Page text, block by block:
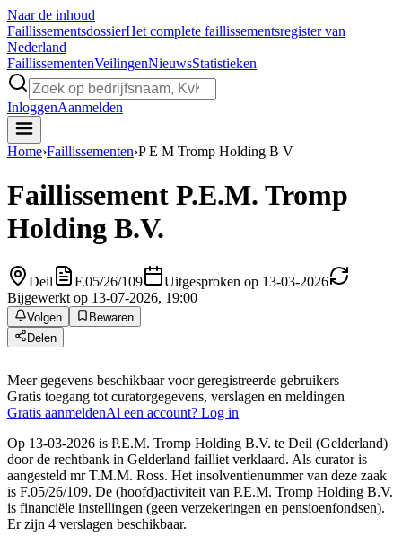
Naar de inhoud
FaillissementsdossierHet complete faillissementsregister van
Nederland
FaillissementenVeilingenNieuwsStatistieken
InloggenAanmelden
Home›Faillissementen›P E M Tromp Holding B V
Faillissement P.E.M. Tromp
Holding B.V.
Deil F.05/26/109
Uitgesproken op 13-03-2026
Bijgewerkt op 13-07-2026, 19:00
Volgen
Bewaren
Delen
Meer gegevens beschikbaar voor geregistreerde gebruikers
Gratis toegang tot curatorgegevens, verslagen en meldingen
Gratis aanmeldenAl een account? Log in
Op 13-03-2026 is P.E.M. Tromp Holding B.V. te Deil (Gelderland)
door de rechtbank in Gelderland failliet verklaard. Als curator is
aangesteld mr T.M.M. Ross. Het insolventienummer van deze zaak
is F.05/26/109. De (hoofd)activiteit van P.E.M. Tromp Holding B.V.
is financiële instellingen (geen verzekeringen en pensioenfondsen).
Er zijn 4 verslagen beschikbaar.